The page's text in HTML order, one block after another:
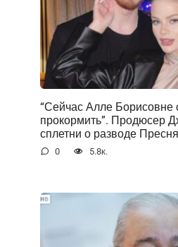
“Сейчас Алле Борисовне
прокормить”. Продюсер
сплетни о разводе
0 5.8к.